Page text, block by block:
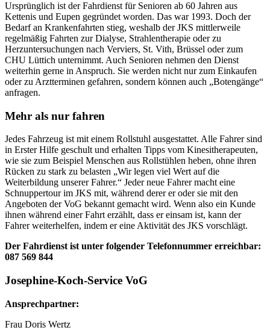
Ursprünglich ist der Fahrdienst für Senioren ab 60 Jahren aus
Kettenis und Eupen gegründet worden. Das war 1993. Doch der
Bedarf an Krankenfahrten stieg, weshalb der JKS mittlerweile
regelmäßig Fahrten zur Dialyse, Strahlentherapie oder zu
Herzuntersuchungen nach Verviers, St. Vith, Brüssel oder zum
CHU Lüttich unternimmt. Auch Senioren nehmen den Dienst
weiterhin gerne in Anspruch. Sie werden nicht nur zum Einkaufen
oder zu Arztterminen gefahren, sondern können auch „Botengänge“
anfragen.
Mehr als nur fahren
Jedes Fahrzeug ist mit einem Rollstuhl ausgestattet. Alle Fahrer sind
in Erster Hilfe geschult und erhalten Tipps vom Kinesitherapeuten,
wie sie zum Beispiel Menschen aus Rollstühlen heben, ohne ihren
Rücken zu stark zu belasten „Wir legen viel Wert auf die
Weiterbildung unserer Fahrer.“ Jeder neue Fahrer macht eine
Schnuppertour im JKS mit, während derer er oder sie mit den
Angeboten der VoG bekannt gemacht wird. Wenn also ein Kunde
ihnen während einer Fahrt erzählt, dass er einsam ist, kann der
Fahrer weiterhelfen, indem er eine Aktivität des JKS vorschlägt.
Der Fahrdienst ist unter folgender Telefonnummer erreichbar:
087 569 844
Josephine-Koch-Service VoG
Ansprechpartner:
Frau Doris Wertz